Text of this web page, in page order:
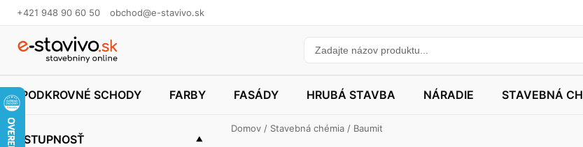
+421 948 90 60 50 obchod@e-stavivo.sk
PODKROVNÉ SCHODY FARBY FASÁDY HRUBÁ STAVBA NÁRADIE STAVEBNÁ
DOSTUPNOSŤ
Domov / Stavebná chémia / Baumit